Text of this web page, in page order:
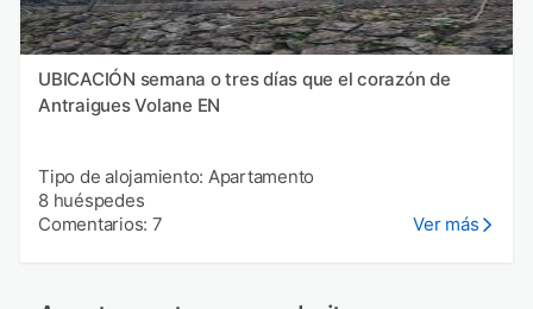
UBICACIÓN semana o tres días que el corazón de
Antraigues Volane EN
Tipo de alojamiento: Apartamento
8 huéspedes
Comentarios: 7
Ver más